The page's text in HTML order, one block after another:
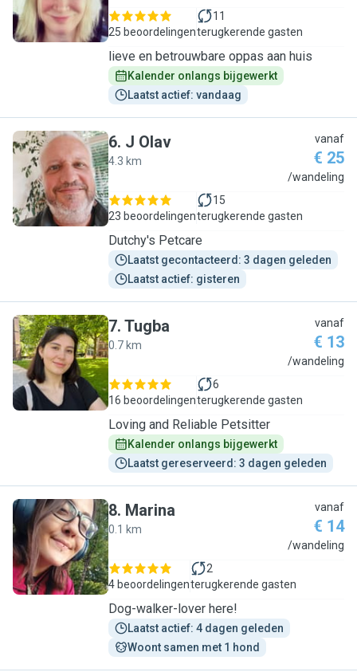
25 beoordelingen
11
terugkerende gasten
lieve en betrouwbare oppas aan huis
Kalender onlangs bijgewerkt
Laatst actief: vandaag
J
6. J Olav
4.3 km
vanaf
€ 25
/wandeling
23 beoordelingen
15
terugkerende gasten
Dutchy's Petcare
Laatst gecontacteerd: 3 dagen geleden
Laatst actief: gisteren
T
7. Tugba
0.7 km
vanaf
€ 13
/wandeling
16 beoordelingen
6
terugkerende gasten
Loving and Reliable Petsitter
Kalender onlangs bijgewerkt
Laatst gereserveerd: 3 dagen geleden
M
8. Marina
0.1 km
vanaf
€ 14
/wandeling
4 beoordelingen
2
terugkerende gasten
Dog-walker-lover here!
Laatst actief: 4 dagen geleden
Woont samen met 1 hond